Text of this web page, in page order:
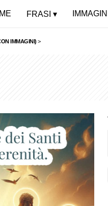
FRASI IMMAGINI
IMMAGINI) >